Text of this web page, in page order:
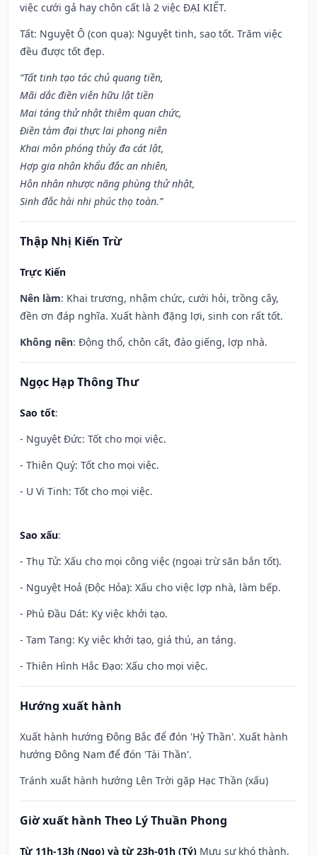
việc cưới gả hay chôn cất là 2 việc ĐẠI KIẾT.
Tất: Nguyệt Ô (con quạ): Nguyệt tinh, sao tốt. Trăm việc
đều được tốt đẹp.
“Tất tinh tạo tác chủ quang tiền,
Mãi dắc điền viên hữu lật tiền
Mai táng thử nhật thiêm quan chức,
Điền tàm đại thực lai phong niên
Khai môn phóng thủy đa cát lật,
Hợp gia nhân khẩu đắc an nhiên,
Hôn nhân nhược năng phùng thử nhật,
Sinh đắc hài nhi phúc thọ toàn.”
Thập Nhị Kiến Trừ
Trực Kiến
Nên làm: Khai trương, nhậm chức, cưới hỏi, trồng cây,
đền ơn đáp nghĩa. Xuất hành đặng lợi, sinh con rất tốt.
Không nên: Động thổ, chôn cất, đào giếng, lợp nhà.
Ngọc Hạp Thông Thư
Sao tốt:
- Nguyệt Đức: Tốt cho mọi việc.
- Thiên Quý: Tốt cho mọi việc.
- U Vi Tinh: Tốt cho mọi việc.
Sao xấu:
- Thụ Tử: Xấu cho mọi công việc (ngoại trừ săn bắn tốt).
- Nguyệt Hoả (Độc Hỏa): Xấu cho việc lợp nhà, làm bếp.
- Phủ Đầu Dát: Kỵ việc khởi tạo.
- Tam Tang: Kỵ việc khởi tạo, giá thú, an táng.
- Thiên Hình Hắc Đạo: Xấu cho mọi việc.
Hướng xuất hành
Xuất hành hướng Đông Bắc để đón 'Hỷ Thần'. Xuất hành
hướng Đông Nam để đón 'Tài Thần'.
Tránh xuất hành hướng Lên Trời gặp Hạc Thần (xấu)
Giờ xuất hành Theo Lý Thuần Phong
Từ 11h-13h (Ngọ) và từ 23h-01h (Tý) Mưu sự khó thành,